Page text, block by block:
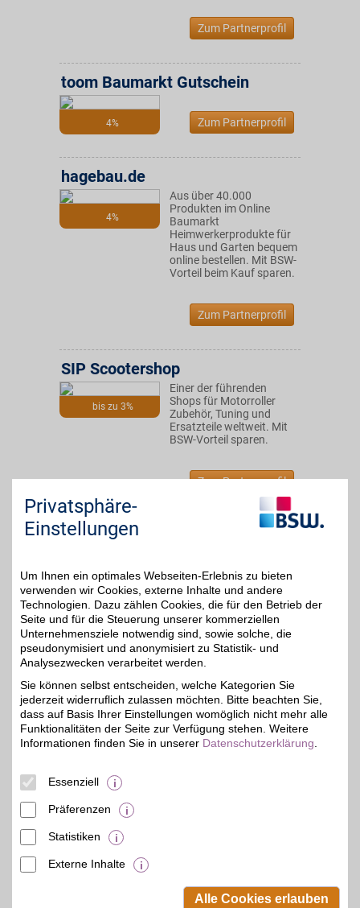
Zum Partnerprofil
4%
toom Baumarkt Gutschein
Zum Partnerprofil
4%
hagebau.de
Aus über 40.000
Produkten im Online
Baumarkt
Heimwerkerprodukte für
Haus und Garten bequem
online bestellen. Mit BSW-
Vorteil beim Kauf sparen.
Zum Partnerprofil
bis zu 3%
SIP Scootershop
Einer der führenden
Shops für Motorroller
Zubehör, Tuning und
Ersatzteile weltweit. Mit
BSW-Vorteil sparen.
Zum Partnerprofil
6%
ROBOTER Bausatz-Shop
sowie Bausätze, bestellen
und selbst zum Hersteller
werden. Vom 3D-Drucker
bis zur LED-Technik.
Beratung und
Hilfestellung vom Team
erhalten und mit BSW-
Vorteil sparen!
Zum Partnerprofil
3%
Beamten-Selbsthilfewerk GmbH.
Privatsphäre-
Einstellungen
Um Ihnen ein optimales Webseiten-Erlebnis zu bieten
verwenden wir Cookies, externe Inhalte und andere
Technologien. Dazu zählen Cookies, die für den Betrieb der
Seite und für die Steuerung unserer kommerziellen
Unternehmensziele notwendig sind, sowie solche, die
pseudonymisiert und anonymisiert zu Statistik- und
Analysezwecken verarbeitet werden.
Sie können selbst entscheiden, welche Kategorien Sie
jederzeit widerruflich zulassen möchten. Bitte beachten Sie,
dass auf Basis Ihrer Einstellungen womöglich nicht mehr alle
Funktionalitäten der Seite zur Verfügung stehen. Weitere
Informationen finden Sie in unserer Datenschutzerklärung
Essenziell
Präferenzen
Statistiken
Externe Inhalte
Alle Cookies erlauben